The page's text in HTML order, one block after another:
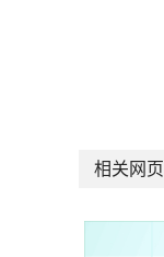
相关网页